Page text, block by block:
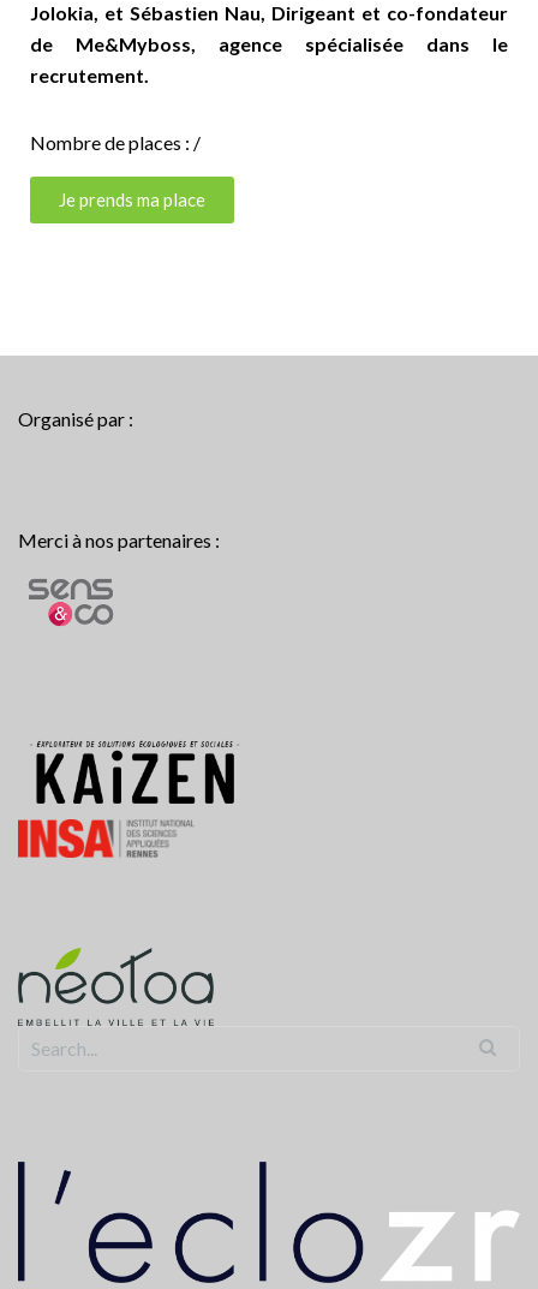
Jolokia, et Sébastien Nau, Dirigeant et co-fondateur
de Me&Myboss, agence spécialisée dans le
recrutement.
Nombre de places : /
Je prends ma place
Organisé par :
Merci à nos partenaires :